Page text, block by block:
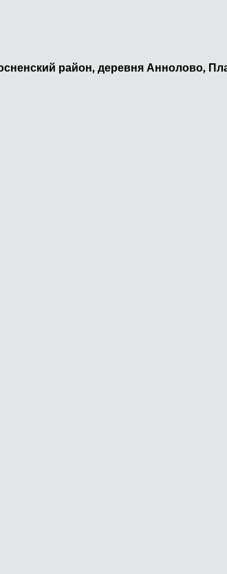
район, деревня Аннолово,